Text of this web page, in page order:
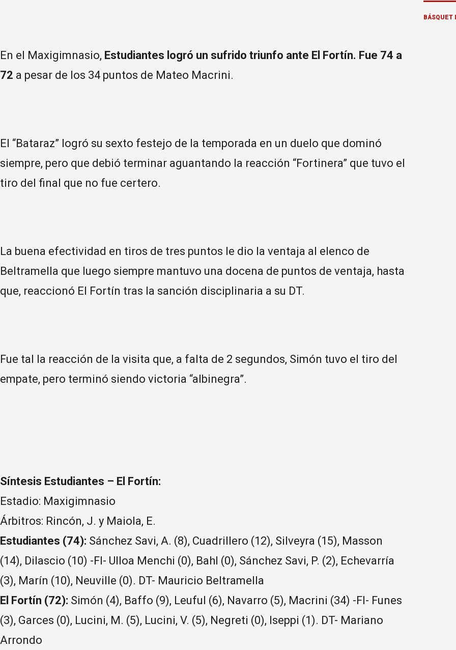
En el Maxigimnasio, Estudiantes logró un sufrido triunfo ante El Fortín. Fue 74 a
72 a pesar de los 34 puntos de Mateo Macrini.
El “Bataraz” logró su sexto festejo de la temporada en un duelo que dominó
siempre, pero que debió terminar aguantando la reacción “Fortinera” que tuvo el
tiro del final que no fue certero.
La buena efectividad en tiros de tres puntos le dio la ventaja al elenco de
Beltramella que luego siempre mantuvo una docena de puntos de ventaja, hasta
que, reaccionó El Fortín tras la sanción disciplinaria a su DT.
Fue tal la reacción de la visita que, a falta de 2 segundos, Simón tuvo el tiro del
empate, pero terminó siendo victoria “albinegra”.
Síntesis Estudiantes – El Fortín:
Estadio: Maxigimnasio
Árbitros: Rincón, J. y Maiola, E.
Estudiantes (74): Sánchez Savi, A. (8), Cuadrillero (12), Silveyra (15), Masson
(14), Dilascio (10) -FI- Ulloa Menchi (0), Bahl (0), Sánchez Savi, P. (2), Echevarría
(3), Marín (10), Neuville (0). DT- Mauricio Beltramella
El Fortín (72): Simón (4), Baffo (9), Leuful (6), Navarro (5), Macrini (34) -FI- Funes
(3), Garces (0), Lucini, M. (5), Lucini, V. (5), Negreti (0), Iseppi (1). DT- Mariano
Arrondo
BÁSQUET